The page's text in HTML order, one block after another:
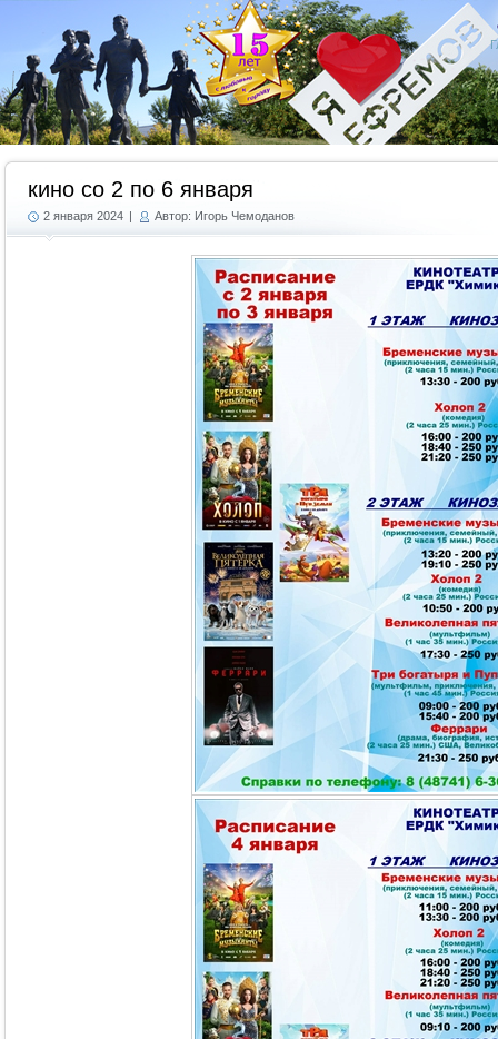
кино со 2 по 6 января
2 января 2024 | Автор: Игорь Чемоданов